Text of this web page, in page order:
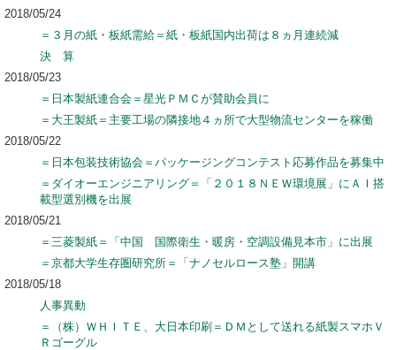
2018/05/24
＝３月の紙・板紙需給＝紙・板紙国内出荷は８ヵ月連続減
決 算
2018/05/23
＝日本製紙連合会＝星光ＰＭＣが賛助会員に
＝大王製紙＝主要工場の隣接地４ヵ所で大型物流センターを稼働
2018/05/22
＝日本包装技術協会＝パッケージングコンテスト応募作品を募集中
＝ダイオーエンジニアリング＝「２０１８ＮＥＷ環境展」にＡＩ搭
載型選別機を出展
2018/05/21
＝三菱製紙＝「中国 国際衛生・暖房・空調設備見本市」に出展
＝京都大学生存圏研究所＝「ナノセルロース塾」開講
2018/05/18
人事異動
＝（株）ＷＨＩＴＥ、大日本印刷＝ＤＭとして送れる紙製スマホＶ
Ｒゴーグル